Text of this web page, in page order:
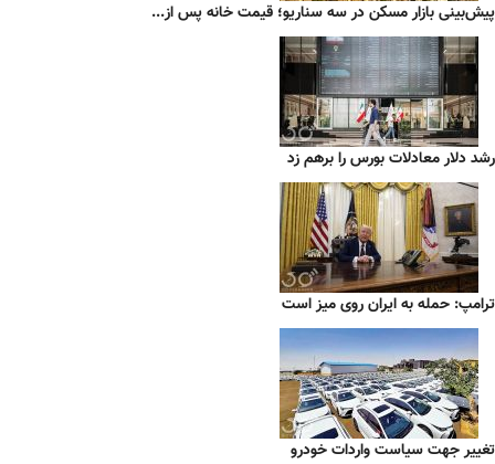
پیش‌بینی بازار مسکن در سه سناریو؛ قیمت خانه پس از...
رشد دلار معادلات بورس را برهم زد
ترامپ: حمله به ایران روی میز است
تغییر جهت سیاست واردات خودرو